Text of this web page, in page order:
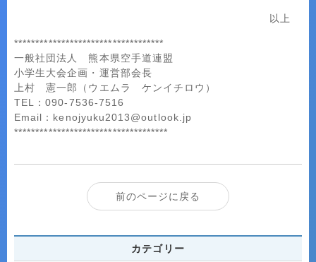
以上
***********************************
一般社団法人 熊本県空手道連盟
小学生大会企画・運営部会長
上村 憲一郎（ウエムラ ケンイチロウ）
TEL：090-7536-7516
Email：kenojyuku2013@outlook.jp
************************************
前のページに戻る
カテゴリー